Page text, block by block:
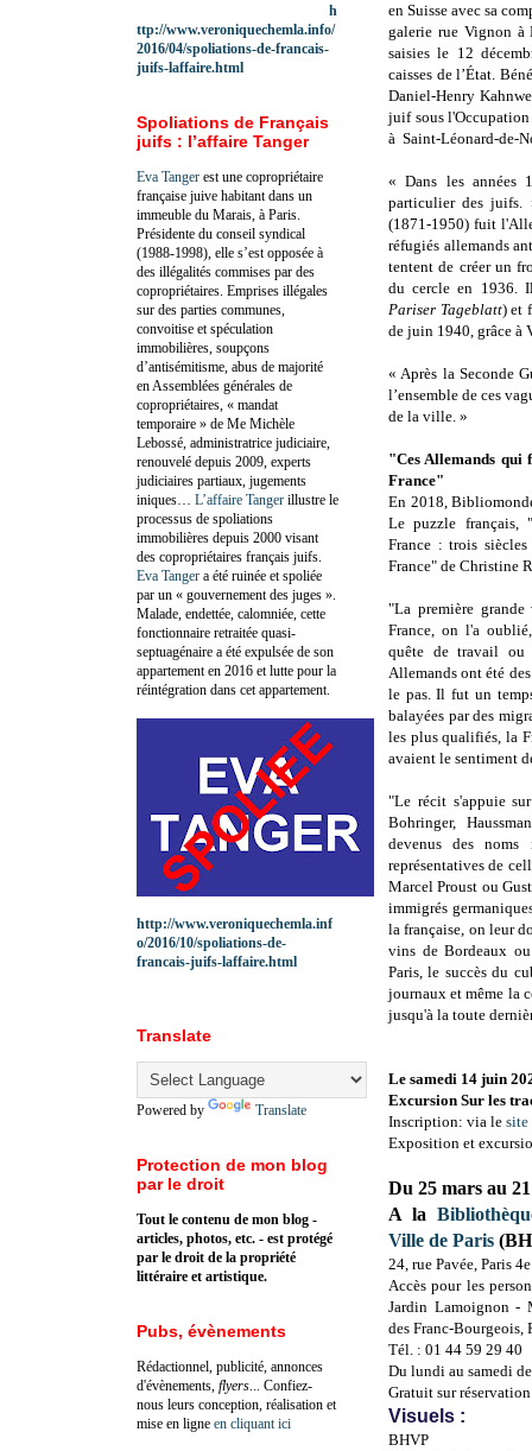
en Suisse avec sa
galerie rue Vignon à
saisies le 12
caisses de l’État.
Daniel-Henry
juif sous
à Saint-Léonard-de-
« Dans les années
particulier des juifs.
(1871-1950) fuit
réfugiés allemands
tentent de créer un
du cercle en 1936.
Pariser Tageblatt) et
de juin 1940, grâce à
« Après la Seconde
l’ensemble de ces
de la ville. »
"Ces Allemands qui
France"
En 2018,
Le puzzle français,
France : trois
France" de Christine
"La première
France, on l'a
quête de travail ou
Allemands ont été
le pas. Il fut un
balayées par des
les plus qualifiés, la
avaient le sentiment
"Le récit s'appuie
Bohringer,
devenus des noms
représentatives de
Marcel Proust ou
immigrés
la française, on leur
vins de Bordeaux
Paris, le succès du
journaux et même la
jusqu'à la toute
Le samedi 14 juin
Excursion Sur les
Inscription: via le site
Exposition et
Du 25 mars au
A la
Ville de Paris
24, rue Pavée, Paris 4e
Accès pour les
Jardin Lamoignon -
des Franc-Bourgeois,
Tél. : 01 44 59 29 40
Du lundi au samedi
Gratuit sur réservation
Visuels :
BHVP
h
ttp://www.veroniquechemla.info/
2016/04/spoliations-de-francais-
juifs-laffaire.html
Spoliations de Français
juifs : l’affaire Tanger
Eva Tanger est une copropriétaire
française juive habitant dans un
immeuble du Marais, à Paris.
Présidente du conseil syndical
(1988-1998), elle s’est opposée à
des illégalités commises par des
copropriétaires. Emprises illégales
sur des parties communes,
convoitise et spéculation
immobilières, soupçons
d’antisémitisme, abus de majorité
en Assemblées générales de
copropriétaires, « mandat
temporaire » de Me Michèle
Lebossé, administratrice judiciaire,
renouvelé depuis 2009, experts
judiciaires partiaux, jugements
iniques… L’affaire Tanger illustre le
processus de spoliations
immobilières depuis 2000 visant
des copropriétaires français juifs.
Eva Tanger a été ruinée et spoliée
par un « gouvernement des juges ».
Malade, endettée, calomniée, cette
fonctionnaire retraitée quasi-
septuagénaire a été expulsée de son
appartement en 2016 et lutte pour la
réintégration dans cet appartement.
http://www.veroniquechemla.inf
o/2016/10/spoliations-de-
francais-juifs-laffaire.html
Translate
Powered by Translate
Protection de mon blog
par le droit
Tout le contenu de mon blog -
articles, photos, etc. - est protégé
par le droit de la propriété
littéraire et artistique.
Pubs, évènements
Rédactionnel, publicité, annonces
d'évènements, flyers ... Confiez-
nous leurs conception, réalisation et
mise en ligne en cliquant ici